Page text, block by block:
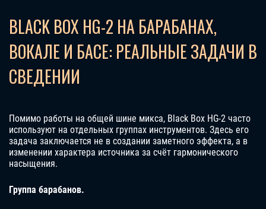
BLACK BOX HG-2 НА БАРАБАНАХ,
ВОКАЛЕ И БАСЕ: РЕАЛЬНЫЕ ЗАДАЧИ В
СВЕДЕНИИ
Помимо работы на общей шине микса, Black Box HG-2 часто
используют на отдельных группах инструментов. Здесь его
задача заключается не в создании заметного эффекта, а в
изменении характера источника за счёт гармонического
насыщения.
Группа барабанов.